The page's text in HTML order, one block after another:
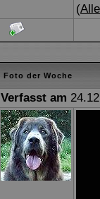
(
Foto der Woche
Verfasst am